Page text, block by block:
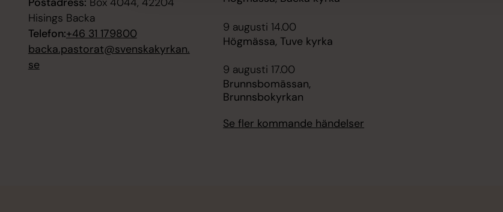
Hisings Backa
Telefon:+46 31 179800
backa.pastorat@svenskakyrkan.
se
9 augusti 14.00
Högmässa, Tuve kyrka
9 augusti 17.00
Brunnsbomässan,
Brunnsbokyrkan
Se fler kommande händelser